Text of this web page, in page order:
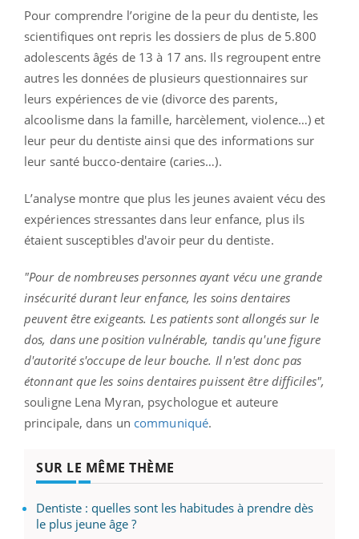
Pour comprendre l’origine de la peur du dentiste, les
scientifiques ont repris les dossiers de plus de 5.800
adolescents âgés de 13 à 17 ans. Ils regroupent entre
autres les données de plusieurs questionnaires sur
leurs expériences de vie (divorce des parents,
alcoolisme dans la famille, harcèlement, violence…) et
leur peur du dentiste ainsi que des informations sur
leur santé bucco-dentaire (caries…).
L’analyse montre que plus les jeunes avaient vécu des
expériences stressantes dans leur enfance, plus ils
étaient susceptibles d'avoir peur du dentiste.
"Pour de nombreuses personnes ayant vécu une grande
insécurité durant leur enfance, les soins dentaires
peuvent être exigeants. Les patients sont allongés sur le
dos, dans une position vulnérable, tandis qu'une figure
d'autorité s'occupe de leur bouche. Il n'est donc pas
étonnant que les soins dentaires puissent être difficiles",
souligne Lena Myran, psychologue et auteure
principale, dans un communiqué.
SUR LE MÊME THÈME
Dentiste : quelles sont les habitudes à prendre dès
le plus jeune âge ?